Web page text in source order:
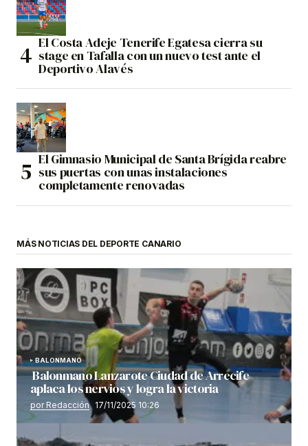
El Costa Adeje Tenerife Egatesa cierra su
stage en Tafalla con un nuevo test ante el
Deportivo Alavés
El Gimnasio Municipal de Santa Brígida reabre
sus puertas con unas instalaciones
completamente renovadas
MÁS NOTICIAS DEL DEPORTE CANARIO
BALONMANO
Balonmano Lanzarote Ciudad de Arrecife
aplaca los nervios y logra la victoria
por Redacción 17/11/2025 10:26